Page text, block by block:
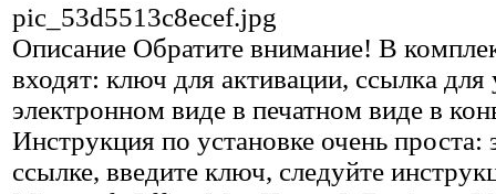
pic_53d5513c8ecef.jpg
Описание Обратите внимание! В
входят: ключ для активации, ссылка для
электронном виде в печатном виде в
Инструкция по установке очень проста:
ссылке, введите ключ, следуйте